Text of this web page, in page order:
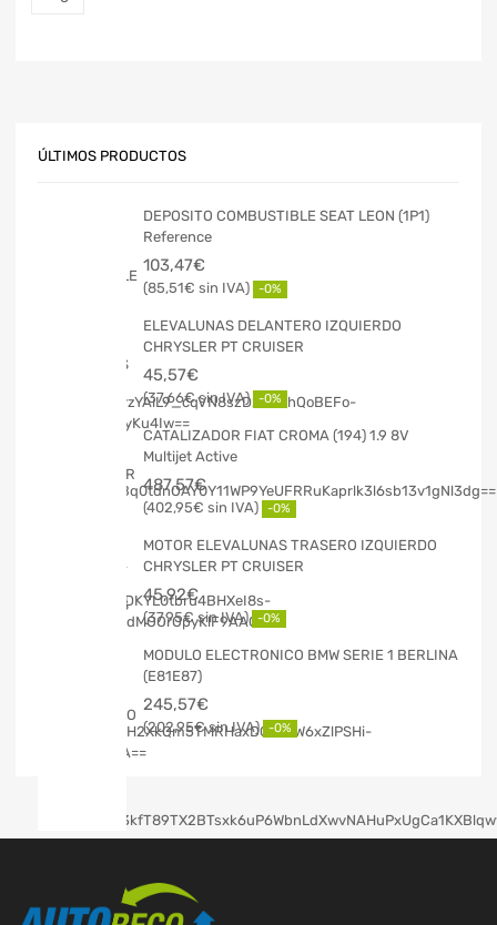
ÚLTIMOS PRODUCTOS
DEPOSITO COMBUSTIBLE SEAT LEON (1P1)
Reference
103,47€
85,51€ -0%
ELEVALUNAS DELANTERO IZQUIERDO
CHRYSLER PT CRUISER
45,57€
37,66€ -0%
CATALIZADOR FIAT CROMA (194) 1.9 8V
Multijet Active
487,57€
402,95€ -0%
MOTOR ELEVALUNAS TRASERO IZQUIERDO
CHRYSLER PT CRUISER
45,92€
37,95€ -0%
MODULO ELECTRONICO BMW SERIE 1 BERLINA
(E81E87)
245,57€
202,95€ -0%